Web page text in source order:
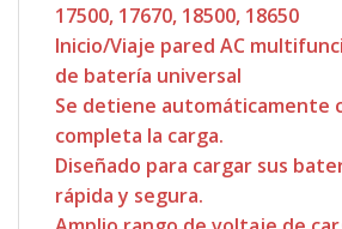
17500, 17670, 18500, 18650
Inicio/Viaje pared AC
de batería universal
Se detiene automáticamente
completa la carga.
Diseñado para cargar sus
rápida y segura.